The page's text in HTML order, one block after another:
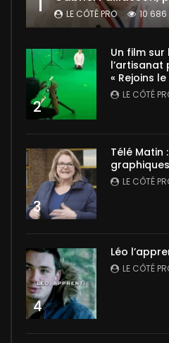
LE CÔTÉ PRO 10 686
2
Un film
l’artisanat
« Rejoins
LE CÔTÉ
3
Télé Matin
graphiques
LE CÔTÉ
4
Léo
LE CÔTÉ